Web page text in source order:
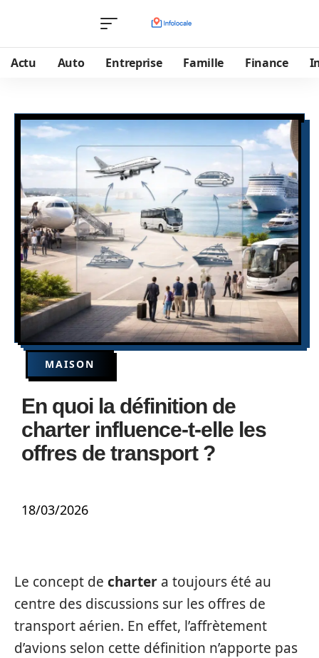
Actu Auto Entreprise Famille Finance
MAISON
En quoi la définition de
charter influence-t-elle les
offres de transport ?
18/03/2026
Le concept de charter a toujours été au
centre des discussions sur les offres de
transport aérien. En effet, l’affrètement
d’avions selon cette définition n’apporte pas